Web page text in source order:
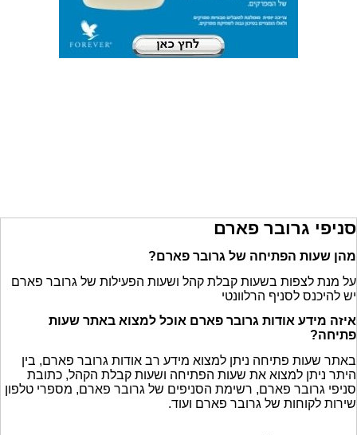
סניפי גרובר פארם
מהן שעות הפתיחה של גרובר פארם?
על מנת לצפות בשעות קבלת קהל ושעות הפעילות של גרובר פארם
יש להיכנס לסניף הרלוונטי
איזה מידע אודות גרובר פארם אוכל למצוא באתר שעות
פתיחה?
באתר שעות פתיחה ניתן למצוא מידע רב אודות גרובר פארם, בין
היתר ניתן למצוא את שעות הפתיחה ושעות קבלת הקהל, כתובת
סניפי גרובר פארם, רשימת הסניפים של גרובר פארם, מספרי טלפון
שירות לקוחות של גרובר פארם ועוד.